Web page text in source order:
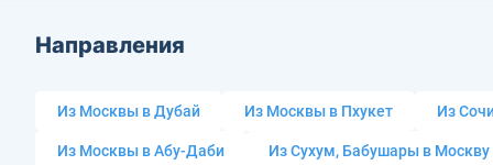
Направления
Из Москвы в Дубай Из Москвы в Пхукет Из
Из Москвы в Абу-Даби Из Сухум, Бабушары в Москву